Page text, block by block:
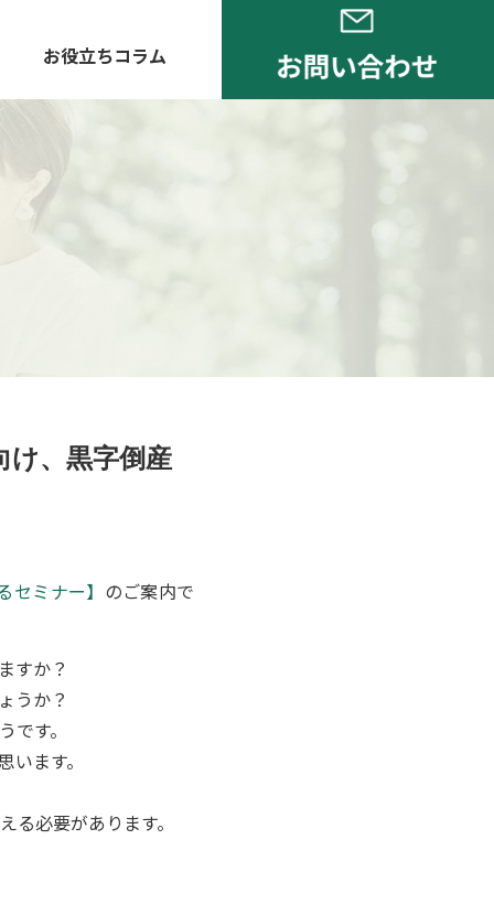
お役立ちコラム
け、黒字倒産
ミナー】 のご案内で
すか？
うか？
す。
ます。
必要があります。